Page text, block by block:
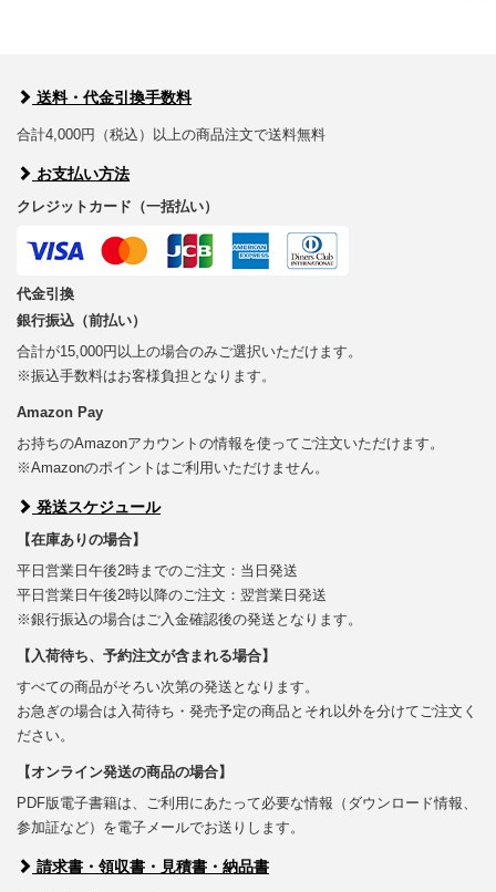
送料・代金引換手数料
合計4,000円（税込）以上の商品注文で送料無料
お支払い方法
クレジットカード（一括払い）
代金引換
銀行振込（前払い）
合計が15,000円以上の場合のみご選択いただけます。
※振込手数料はお客様負担となります。
Amazon Pay
お持ちのAmazonアカウントの情報を使ってご注文いただけます。
※Amazonのポイントはご利用いただけません。
発送スケジュール
【在庫ありの場合】
平日営業日午後2時までのご注文：当日発送
平日営業日午後2時以降のご注文：翌営業日発送
※銀行振込の場合はご入金確認後の発送となります。
【入荷待ち、予約注文が含まれる場合】
すべての商品がそろい次第の発送となります。
お急ぎの場合は入荷待ち・発売予定の商品とそれ以外を分けてご注文く
ださい。
【オンライン発送の商品の場合】
PDF版電子書籍は、ご利用にあたって必要な情報（ダウンロード情報、
参加証など）を電子メールでお送りします。
請求書・領収書・見積書・納品書